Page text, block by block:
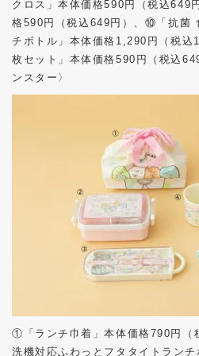
クロス」本体価格590 円（税込649
格590 円（税込 649 円）、⑩「抗菌
チボトル」本体価格 1,290 円（税込
枚セット」本体価格590 円（税込
ンスター〉
①「ランチ巾着」本体価格790円（
洗機対応ふわっとフタタイトラン